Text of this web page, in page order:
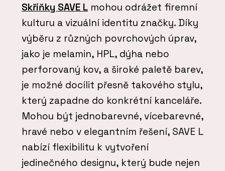
Skříňky SAVE L mohou odrážet firemní
kulturu a vizuální identitu značky. Díky
výběru z různých povrchových úprav,
jako je melamin, HPL, dýha nebo
perforovaný kov, a široké paletě barev,
je možné docílit přesně takového stylu,
který zapadne do konkrétní kanceláře.
Mohou být jednobarevné, vícebarevné,
hravé nebo v elegantním řešení, SAVE L
nabízí flexibilitu k vytvoření
jedinečného designu, který bude nejen